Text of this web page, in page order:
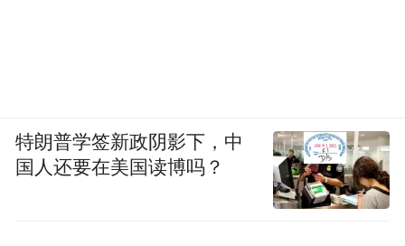
特朗普学签新政阴影下，中
国人还要在美国读博吗？